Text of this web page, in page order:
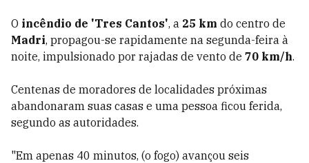
O incêndio de 'Tres Cantos', a 25 km do centro de
Madri, propagou-se rapidamente na segunda-feira à
noite, impulsionado por rajadas de vento de 70 km/h.
Centenas de moradores de localidades próximas
abandonaram suas casas e uma pessoa ficou ferida,
segundo as autoridades.
"Em apenas 40 minutos, (o fogo) avançou seis